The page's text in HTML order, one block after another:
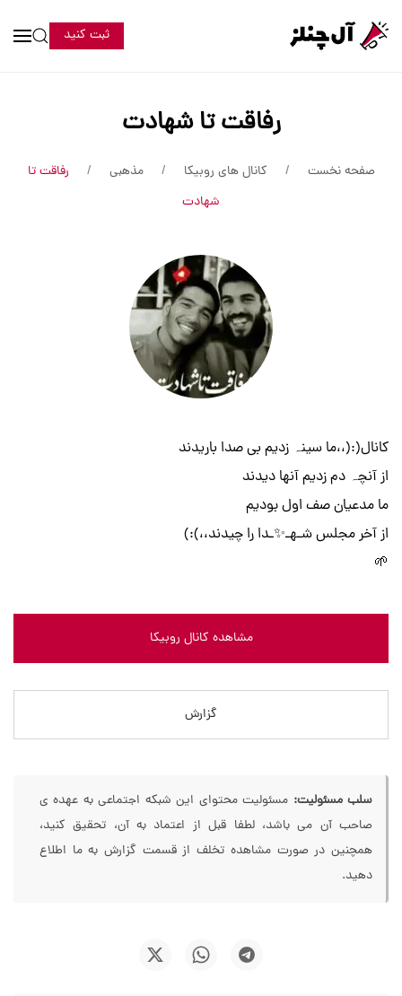
ثبت کنید
رفاقت تا شهادت
صفحه نخست کانال های روبیکا مذهبی
رفاقت تا
شهادت
کانال(:(،،ما سینہ زدیم بی صدا باریدند
از آنچہ دم زدیم آنها دیدند
ما مدعیان صف اول بودیم
از آخر مجلس شـهـ✨ـدا را چیدند،،):)
🌱
مشاهده کانال روبیکا
گزارش
سلب مسئولیت: مسئولیت محتوای این شبکه اجتماعی به عهده ی
صاحب آن می باشد، لطفا قبل از اعتماد به آن، تحقیق کنید،
همچنین در صورت مشاهده تخلف از قسمت گزارش به ما اطلاع
دهید.